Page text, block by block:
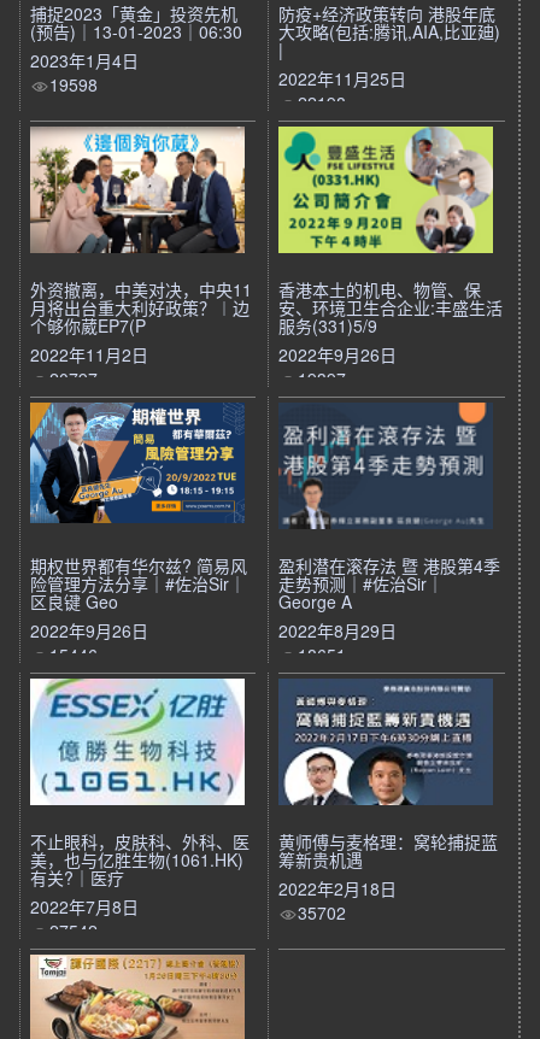
捕捉2023「黄金」投资先机
(预告)｜13-01-2023｜06:30
2023年1月4日
19598
防疫+经济政策转向 港股年底
大攻略(包括:腾讯,AIA,比亚廸)
|
2022年11月25日
22198
外资撤离，中美对决，中央11
月将出台重大利好政策？︱边
个够你葳EP7(P
2022年11月2日
20797
香港本土的机电、物管、保
安、环境卫生合企业:丰盛生活
服务(331)5/9
2022年9月26日
19397
期权世界都有华尔兹? 简易风
险管理方法分享｜#佐治Sir｜
区良键 Geo
2022年9月26日
15446
盈利潜在滚存法 暨 港股第4季
走势预测｜#佐治Sir｜
George A
2022年8月29日
18651
不止眼科，皮肤科、外科、医
美，也与亿胜生物(1061.HK)
有关?｜医疗
2022年7月8日
27542
黄师傅与麦格理：窝轮捕捉蓝
筹新贵机遇
2022年2月18日
35702